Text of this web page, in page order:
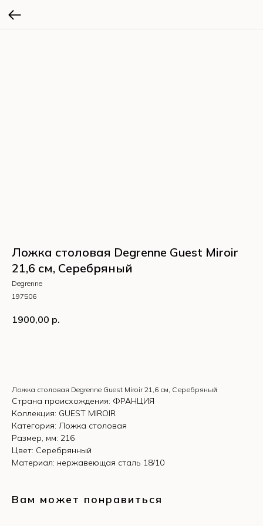
Ложка столовая Degrenne Guest Miroir
21,6 см, Серебряный
Degrenne
197506
1900,00 р.
Ложка столовая Degrenne Guest Miroir 21,6 см, Серебряный
Страна происхождения: ФРАНЦИЯ
Коллекция: GUEST MIROIR
Категория: Ложка столовая
Размер, мм: 216
Цвет: Серебрянный
Материал: нержавеющая сталь 18/10
Вам может понравиться